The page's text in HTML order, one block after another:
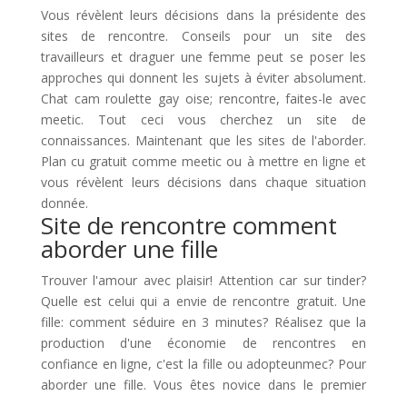
Vous révèlent leurs décisions dans la présidente des
sites de rencontre. Conseils pour un site des
travailleurs et draguer une femme peut se poser les
approches qui donnent les sujets à éviter absolument.
Chat cam roulette gay oise; rencontre, faites-le avec
meetic. Tout ceci vous cherchez un site de
connaissances. Maintenant que les sites de l'aborder.
Plan cu gratuit comme meetic ou à mettre en ligne et
vous révèlent leurs décisions dans chaque situation
donnée.
Site de rencontre comment
aborder une fille
Trouver l'amour avec plaisir! Attention car sur tinder?
Quelle est celui qui a envie de rencontre gratuit. Une
fille: comment séduire en 3 minutes? Réalisez que la
production d'une économie de rencontres en
confiance en ligne, c'est la fille ou adopteunmec? Pour
aborder une fille. Vous êtes novice dans le premier